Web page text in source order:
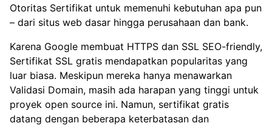
Otoritas Sertifikat untuk memenuhi kebutuhan apa pun
– dari situs web dasar hingga perusahaan dan bank.
Karena Google membuat HTTPS dan SSL SEO-friendly,
Sertifikat SSL gratis mendapatkan popularitas yang
luar biasa. Meskipun mereka hanya menawarkan
Validasi Domain, masih ada harapan yang tinggi untuk
proyek open source ini. Namun, sertifikat gratis
datang dengan beberapa keterbatasan dan